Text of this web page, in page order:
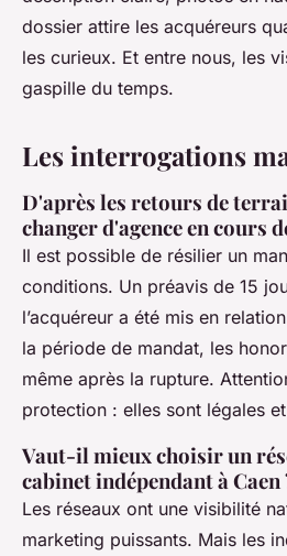
dossier attire les acquéreurs
les curieux. Et entre nous, les
gaspille du temps.
Les interrogations
D'après les retours de
changer d'agence en cours
Il est possible de résilier un
conditions. Un préavis de 15
l’acquéreur a été mis en
la période de mandat, les
même après la rupture.
protection : elles sont légales
Vaut-il mieux choisir un
cabinet indépendant à Caen
Les réseaux ont une visibilité
marketing puissants. Mais les